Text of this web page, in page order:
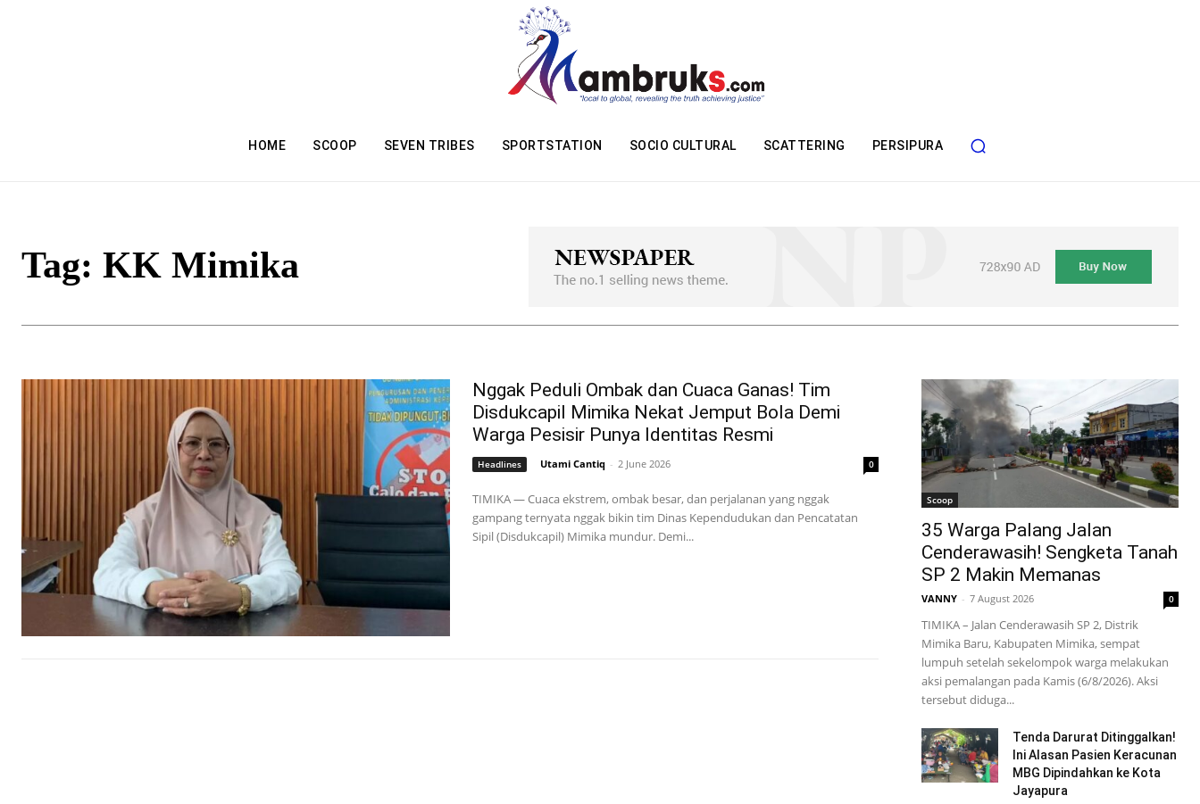
HOME SCOOP SEVEN TRIBES SPORTSTATION SOCIO CULTURAL SCATTERING PERSIPURA
Tag: KK Mimika
Nggak Peduli Ombak dan Cuaca Ganas! Tim
Disdukcapil Mimika Nekat Jemput Bola Demi
Warga Pesisir Punya Identitas Resmi
Headlines Utami Cantiq - 2 June 2026 0
TIMIKA — Cuaca ekstrem, ombak besar, dan perjalanan yang nggak
gampang ternyata nggak bikin tim Dinas Kependudukan dan Pencatatan
Sipil (Disdukcapil) Mimika mundur. Demi...
Scoop
35 Warga Palang Jalan
Cenderawasih! Sengketa Tanah
SP 2 Makin Memanas
VANNY - 7 August 2026 0
TIMIKA – Jalan Cenderawasih SP 2, Distrik
Mimika Baru, Kabupaten Mimika, sempat
lumpuh setelah sekelompok warga melakukan
aksi pemalangan pada Kamis (6/8/2026). Aksi
tersebut diduga...
Tenda Darurat Ditinggalkan!
Ini Alasan Pasien Keracunan
MBG Dipindahkan ke Kota
Jayapura